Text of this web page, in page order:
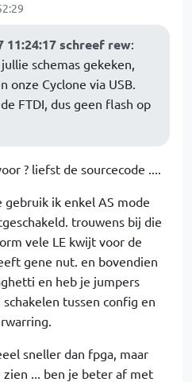
11:24:17 schreef rew:
schemas gekeken,
onze Cyclone via USB.
FTDI, dus geen flash op
? liefst de sourcecode ....
gebruik ik enkel AS mode
trouwens bij die
vele LE kwijt voor de
gene nut. en bovendien
en heb je jumpers
tussen config en
sneller dan fpga, maar
zien ... ben je beter af met